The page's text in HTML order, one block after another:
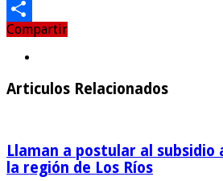
Email
Compartir
Compartir
Articulos Relacionados
Llaman a postular al subsidio
la región de Los Ríos